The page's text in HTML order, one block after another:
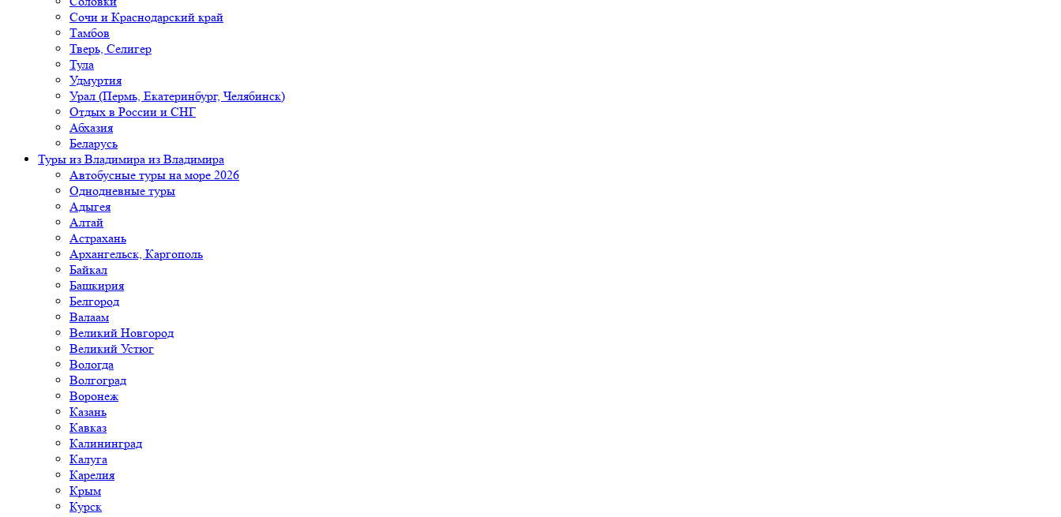
Сочи и Краснодарский край
Тамбов
Тверь, Селигер
Тула
Удмуртия
Урал (Пермь, Екатеринбург, Челябинск)
Отдых в России и СНГ
Абхазия
Беларусь
Туры из Владимира из Владимира
Автобусные туры на море 2026
Однодневные туры
Адыгея
Алтай
Астрахань
Архангельск, Каргополь
Байкал
Башкирия
Белгород
Валаам
Великий Новгород
Великий Устюг
Вологда
Волгоград
Воронеж
Казань
Кавказ
Калининград
Калуга
Карелия
Крым
Курск